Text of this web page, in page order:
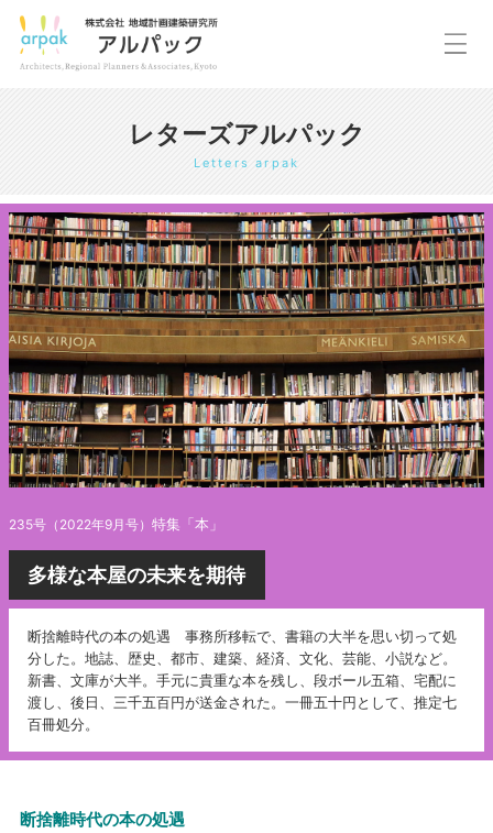
レターズアルパック
Letters arpak
235号（2022年9月号） 特集「本」
多様な本屋の未来を期待
断捨離時代の本の処遇 事務所移転で、書籍の大半を思い切って処
分した。地誌、歴史、都市、建築、経済、文化、芸能、小説など。
新書、文庫が大半。手元に貴重な本を残し、段ボール五箱、宅配に
渡し、後日、三千五百円が送金された。一冊五十円として、推定七
百冊処分。
断捨離時代の本の処遇